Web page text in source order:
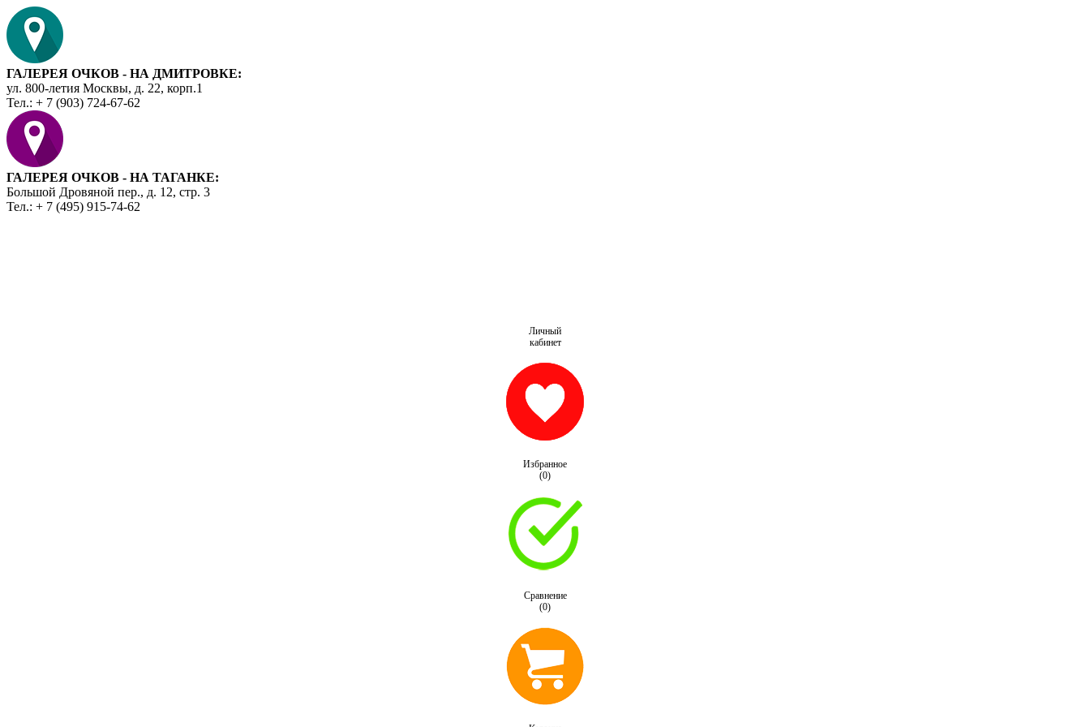
ГАЛЕРЕЯ ОЧКОВ - НА ДМИТРОВКЕ:
ул. 800-летия Москвы, д. 22, корп.1
Тел.: + 7 (903) 724-67-62
ГАЛЕРЕЯ ОЧКОВ - НА ТАГАНКЕ:
Большой Дровяной пер., д. 12, стр. 3
Тел.: + 7 (495) 915-74-62
Личный
кабинет
Избранное
(0)
Сравнение
(0)